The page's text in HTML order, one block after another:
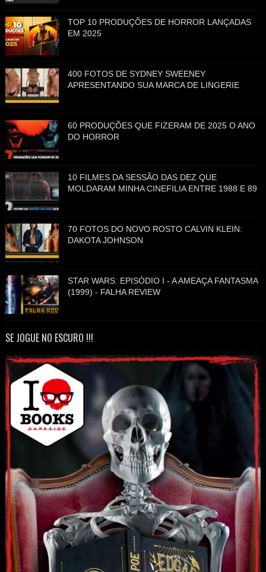
TOP 10 PRODUÇÕES DE HORROR LANÇADAS
EM 2025
400 FOTOS DE SYDNEY SWEENEY
APRESENTANDO SUA MARCA DE LINGERIE
60 PRODUÇÕES QUE FIZERAM DE 2025 O ANO
DO HORROR
10 FILMES DA SESSÃO DAS DEZ QUE
MOLDARAM MINHA CINEFILIA ENTRE 1988 E 89
70 FOTOS DO NOVO ROSTO CALVIN KLEIN:
DAKOTA JOHNSON
STAR WARS: EPISÓDIO I - A AMEAÇA FANTASMA
(1999) - FALHA REVIEW
SE JOGUE NO ESCURO !!!